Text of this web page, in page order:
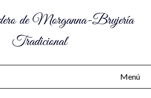
de Morganna-Brujería
Tradicional
Menú